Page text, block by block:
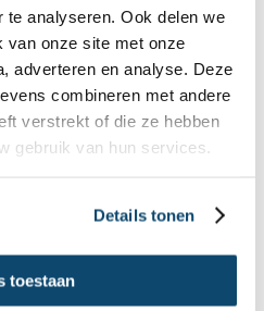
analyseren. Ook delen we
van onze site met onze
adverteren en analyse. Deze
combineren met andere
verstrekt of die ze hebben
gebruik van hun services.
Details tonen
toestaan
een hele onderneming. Dat is bij
keukens gewoon in één dag. We
te verrichten of leidingen te
pakken we alleen de
Nieuwe keukendeuren
plaatsen en
toe en voilà, de keuken
door onze keukenspecialisten, is
voordeliger dan het plaatsen
alleen wat nodig is, laat wat